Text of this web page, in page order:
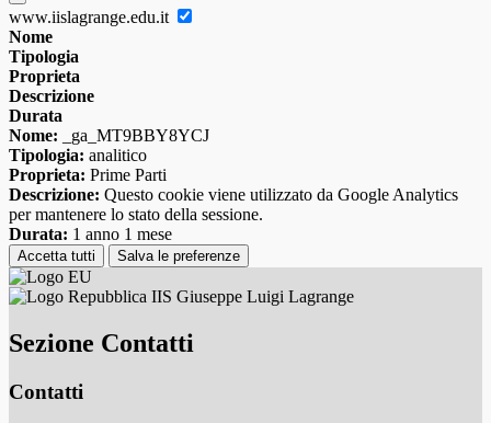
www.iislagrange.edu.it
Nome
Tipologia
Proprieta
Descrizione
Durata
Nome: _ga_MT9BBY8YCJ
Tipologia: analitico
Proprieta: Prime Parti
Descrizione: Questo cookie viene utilizzato da Google Analytics
per mantenere lo stato della sessione.
Durata: 1 anno 1 mese
Accetta tutti Salva le preferenze
IIS Giuseppe Luigi Lagrange
Sezione Contatti
Contatti